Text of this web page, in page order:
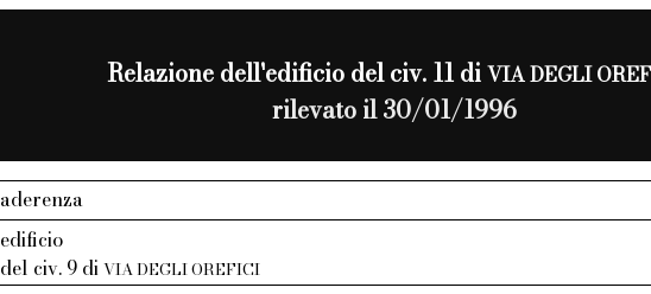
Relazione dell'edificio del civ. 11 diVIA DEGLI
rilevato il 30/01/1996
aderenza
edificio
del civ. 9 diVIA DEGLI OREFICI